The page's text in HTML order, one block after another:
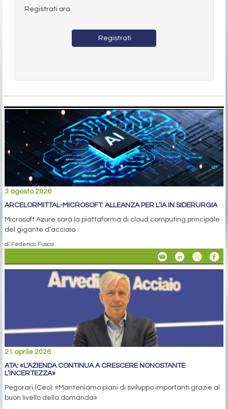
Registrati ora.
Registrati
3 agosto 2026
ARCELORMITTAL-MICROSOFT: ALLEANZA PER L’IA IN SIDERURGIA
Microsoft Azure sarà la piattaforma di cloud computing principale
del gigante d’acciaio
di Federico Fusca
21 aprile 2026
ATA: «L'AZIENDA CONTINUA A CRESCERE NONOSTANTE
L’INCERTEZZA»
Pegorari (Ceo): «Manteniamo piani di sviluppo importanti grazie al
buon livello della domanda»